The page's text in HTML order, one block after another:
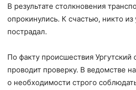
В результате столкновения
опрокинулись. К счастью, никто
пострадал.
По факту происшествия
проводит проверку. В ведомстве
о необходимости строго